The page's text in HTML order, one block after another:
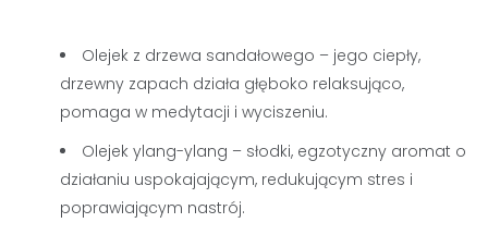
Olejek z drzewa sandałowego – jego ciepły,
drzewny zapach działa głęboko relaksująco,
pomaga w medytacji i wyciszeniu.
Olejek ylang-ylang – słodki, egzotyczny aromat o
działaniu uspokajającym, redukującym stres i
poprawiającym nastrój.